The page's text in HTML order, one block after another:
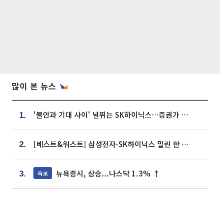
많이 본 뉴스
1. '불안과 기대 사이' 널뛰는 SK하이닉스…증권가 "HBM4·LTA 기반 펀터멘털 견고"
2. [베스트&워스트] 삼성전자·SK하이닉스 밀린 한 주…상상인증권은 85% 급등
3. 속보 뉴욕증시, 상승...나스닥 1.3% ↑